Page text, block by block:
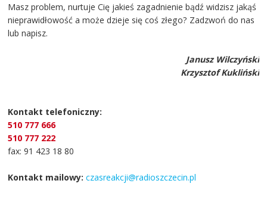
Masz problem, nurtuje Cię jakieś zagadnienie bądź widzisz jakąś
nieprawidłowość a może dzieje się coś złego? Zadzwoń do nas
lub napisz.
Janusz Wilczyński
Krzysztof Kukliński
Kontakt telefoniczny:
510 777 666
510 777 222
fax: 91 423 18 80
Kontakt mailowy: czasreakcji@radioszczecin.pl